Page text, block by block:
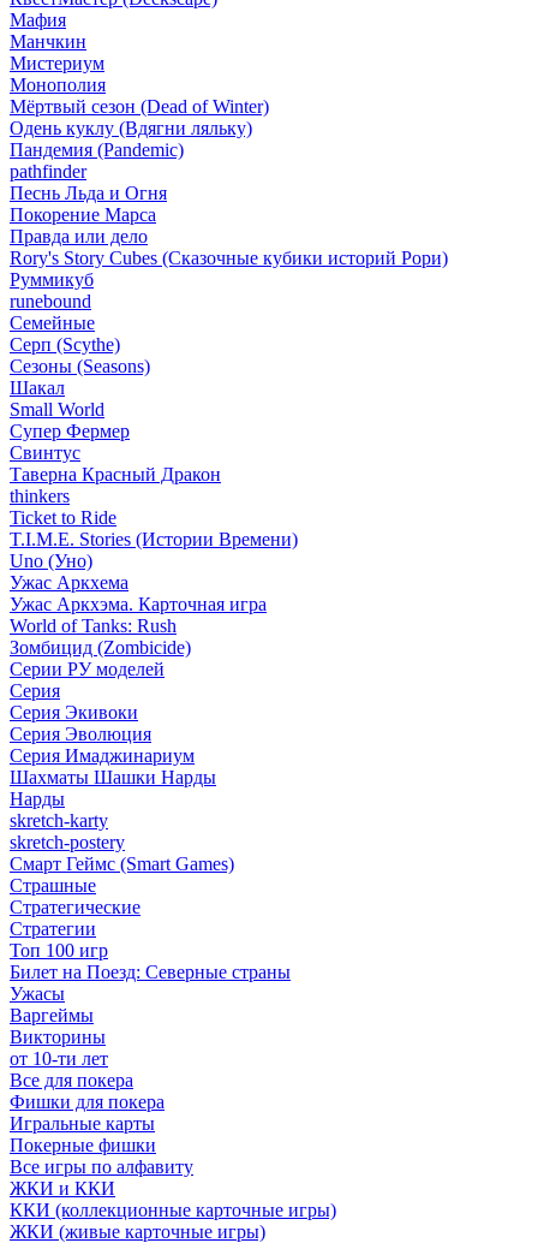
Мафия
Манчкин
Мистериум
Монополия
Мёртвый сезон (Dead of Winter)
Одень куклу (Вдягни ляльку)
Пандемия (Pandemic)
pathfinder
Песнь Льда и Огня
Покорение Марса
Правда или дело
Rory's Story Cubes (Сказочные кубики историй Рори)
Руммикуб
runebound
Семейные
Серп (Scythe)
Сезоны (Seasons)
Шакал
Small World
Супер Фермер
Свинтус
Таверна Красный Дракон
thinkers
Ticket to Ride
T.I.M.E. Stories (Истории Времени)
Uno (Уно)
Ужас Аркхема
Ужас Аркхэма. Карточная игра
World of Tanks: Rush
Зомбицид (Zombicide)
Серии РУ моделей
Серия
Серия Экивоки
Серия Эволюция
Серия Имаджинариум
Шахматы Шашки Нарды
Нарды
skretch-karty
skretch-postery
Смарт Геймс (Smart Games)
Страшные
Стратегические
Стратегии
Топ 100 игр
Билет на Поезд: Северные страны
Ужасы
Варгеймы
Викторины
от 10-ти лет
Все для покера
Фишки для покера
Игральные карты
Покерные фишки
Все игры по алфавиту
ЖКИ и ККИ
ККИ (коллекционные карточные игры)
ЖКИ (живые карточные игры)